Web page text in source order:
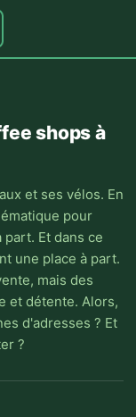
shops à
et ses vélos. En
pour
Et dans ce
une place à part.
mais des
et détente. Alors,
d'adresses ? Et
?